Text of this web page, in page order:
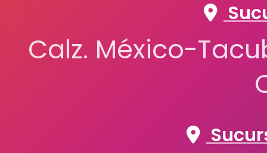
Calz. México-